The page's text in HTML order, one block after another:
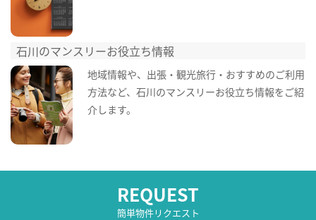
石川のマンスリーお役立ち情報
地域情報や、出張・観光旅行・おすすめのご利用
方法など、石川のマンスリーお役立ち情報をご紹
介します。
REQUEST
簡単物件リクエスト